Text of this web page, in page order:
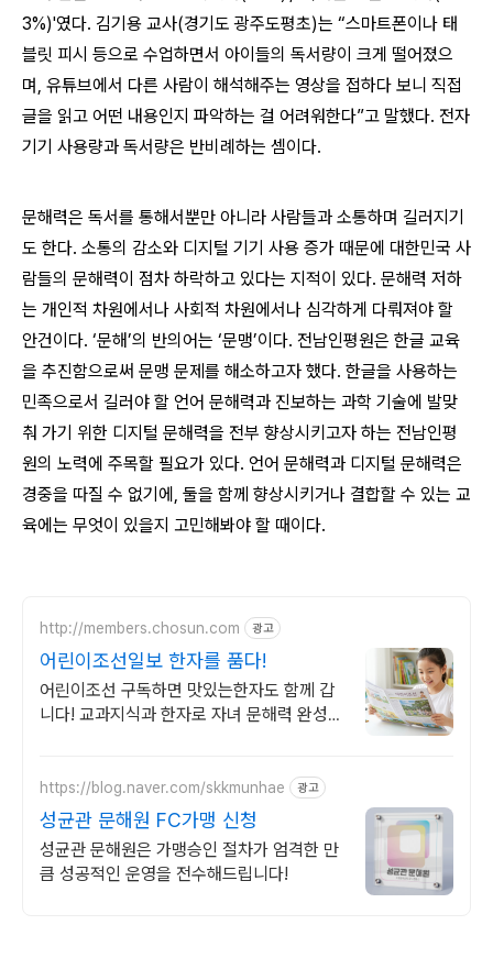
3%)'였다. 김기용 교사(경기도 광주도평초)는 “스마트폰이나 태
블릿 피시 등으로 수업하면서 아이들의 독서량이 크게 떨어졌으
며, 유튜브에서 다른 사람이 해석해주는 영상을 접하다 보니 직접
글을 읽고 어떤 내용인지 파악하는 걸 어려워한다”고 말했다. 전자
기기 사용량과 독서량은 반비례하는 셈이다.
문해력은 독서를 통해서뿐만 아니라 사람들과 소통하며 길러지기
도 한다. 소통의 감소와 디지털 기기 사용 증가 때문에 대한민국 사
람들의 문해력이 점차 하락하고 있다는 지적이 있다. 문해력 저하
는 개인적 차원에서나 사회적 차원에서나 심각하게 다뤄져야 할
안건이다. ‘문해’의 반의어는 ‘문맹’이다. 전남인평원은 한글 교육
을 추진함으로써 문맹 문제를 해소하고자 했다. 한글을 사용하는
민족으로서 길러야 할 언어 문해력과 진보하는 과학 기술에 발맞
춰 가기 위한 디지털 문해력을 전부 향상시키고자 하는 전남인평
원의 노력에 주목할 필요가 있다. 언어 문해력과 디지털 문해력은
경중을 따질 수 없기에, 둘을 함께 향상시키거나 결합할 수 있는 교
육에는 무엇이 있을지 고민해봐야 할 때이다.
http://members.chosun.com 광고
어린이조선일보 한자를 품다!
어린이조선 구독하면 맛있는한자도 함께 갑
니다! 교과지식과 한자로 자녀 문해력 완성
https://blog.naver.com/skkmunhae 광고
성균관 문해원 FC가맹 신청
성균관 문해원은 가맹승인 절차가 엄격한 만
큼 성공적인 운영을 전수해드립니다!